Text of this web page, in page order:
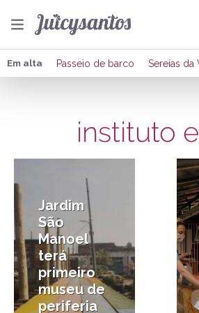
Em alta Passeio de barco Sereias da
instituto
Jardim
São
Manoel
terá
primeiro
museu de
periferia